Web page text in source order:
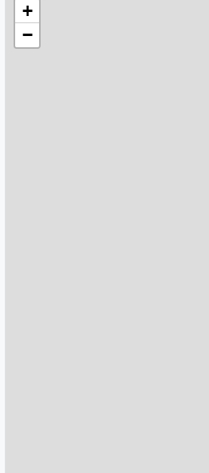
+
−